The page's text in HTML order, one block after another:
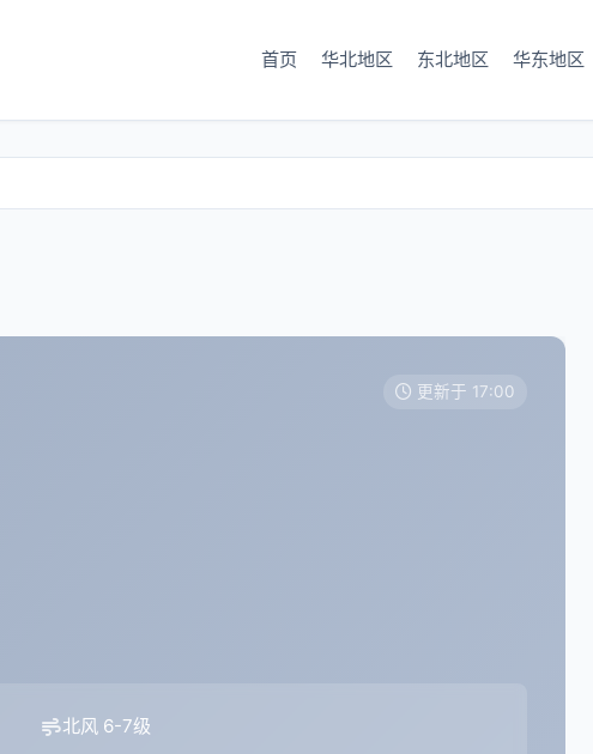
首页 华北地区 东北地区 华东地区
更新于 17:00
北风 6-7级